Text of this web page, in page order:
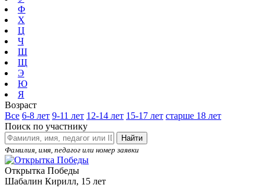
Ф
Х
Ц
Ч
Ш
Щ
Э
Ю
Я
Возраст
Все 6-8 лет 9-11 лет 12-14 лет 15-17 лет старше 18 лет
Поиск по участнику
Найти
Фамилия, имя, педагог или номер заявки
Открытка Победы
Шабалин Кирилл, 15 лет